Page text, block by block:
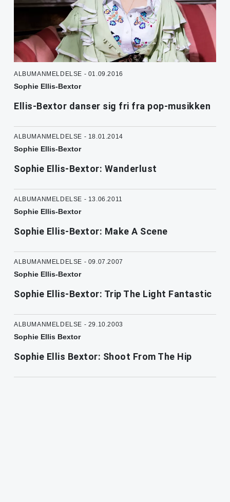
ALBUMANMELDELSE - 01.09.2016
Sophie Ellis-Bextor
Ellis-Bextor danser sig fri fra pop-musikken
ALBUMANMELDELSE - 18.01.2014
Sophie Ellis-Bextor
Sophie Ellis-Bextor: Wanderlust
ALBUMANMELDELSE - 13.06.2011
Sophie Ellis-Bextor
Sophie Ellis-Bextor: Make A Scene
ALBUMANMELDELSE - 09.07.2007
Sophie Ellis-Bextor
Sophie Ellis-Bextor: Trip The Light Fantastic
ALBUMANMELDELSE - 29.10.2003
Sophie Ellis Bextor
Sophie Ellis Bextor: Shoot From The Hip